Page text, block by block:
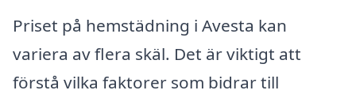
Priset på hemstädning i Avesta kan
variera av flera skäl. Det är viktigt att
förstå vilka faktorer som bidrar till